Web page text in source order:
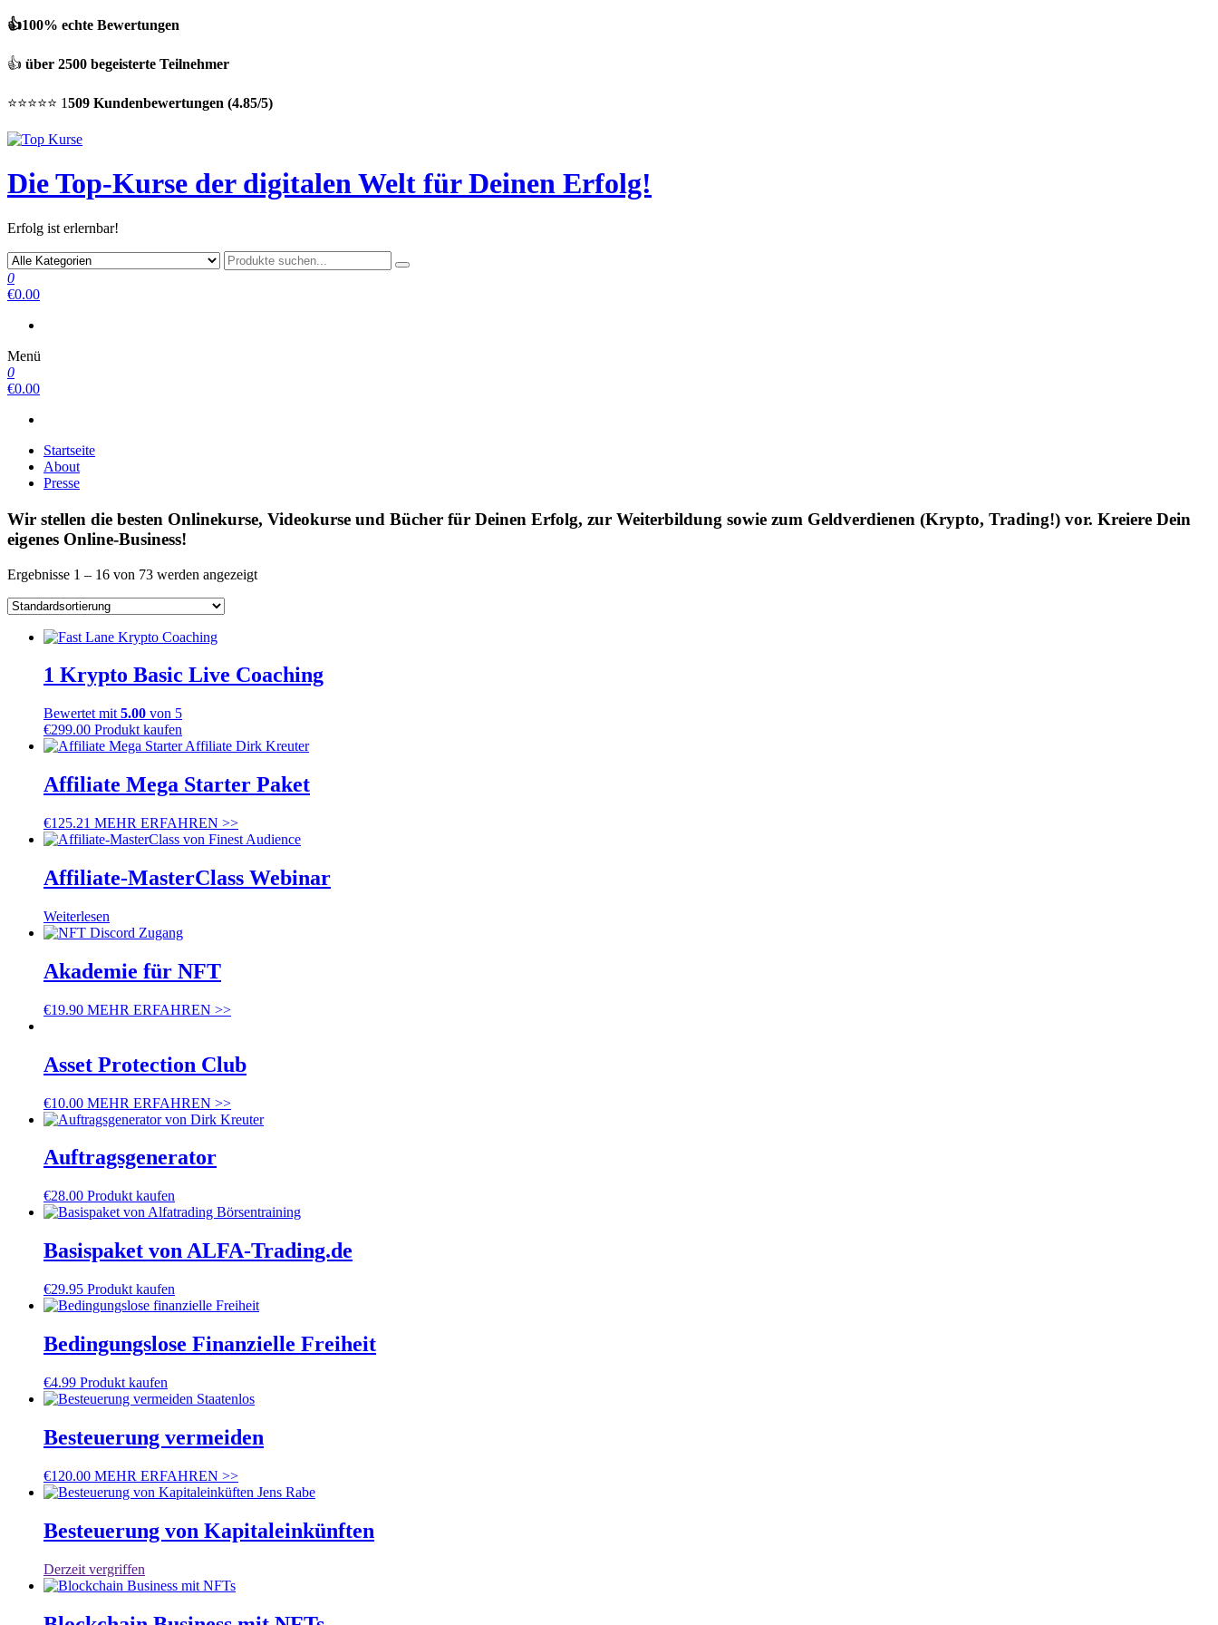
👍100% echte Bewertungen
👍 über 2500 begeisterte Teilnehmer
⭐⭐⭐⭐⭐ 1509 Kundenbewertungen (4.85/5)
Die Top-Kurse der digitalen Welt für Deinen Erfolg!
Erfolg ist erlernbar!
0
€0.00
Menü
0
€0.00
Startseite
About
Presse
Wir stellen die besten Onlinekurse, Videokurse und Bücher für Deinen Erfolg, zur Weiterbildung sowie zum Geldverdienen (Krypto, Trading!) vor. Kreiere Dein
eigenes Online-Business!
Ergebnisse 1 – 16 von 73 werden angezeigt
1 Krypto Basic Live Coaching
Bewertet mit 5.00 von 5
€299.00 Produkt kaufen
Affiliate Mega Starter Paket
€125.21 MEHR ERFAHREN >>
Affiliate-MasterClass Webinar
Weiterlesen
Akademie für NFT
€19.90 MEHR ERFAHREN >>
Asset Protection Club
€10.00 MEHR ERFAHREN >>
Auftragsgenerator
€28.00 Produkt kaufen
Basispaket von ALFA-Trading.de
€29.95 Produkt kaufen
Bedingungslose Finanzielle Freiheit
€4.99 Produkt kaufen
Besteuerung vermeiden
€120.00 MEHR ERFAHREN >>
Besteuerung von Kapitaleinkünften
Derzeit vergriffen